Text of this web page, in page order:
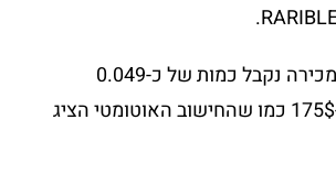
לכן לבסוף לאחר המכירה נקבל כמות של כ-0.049
איתריום ששווים כ-175$ כמו שהחישוב האוטומטי הציג